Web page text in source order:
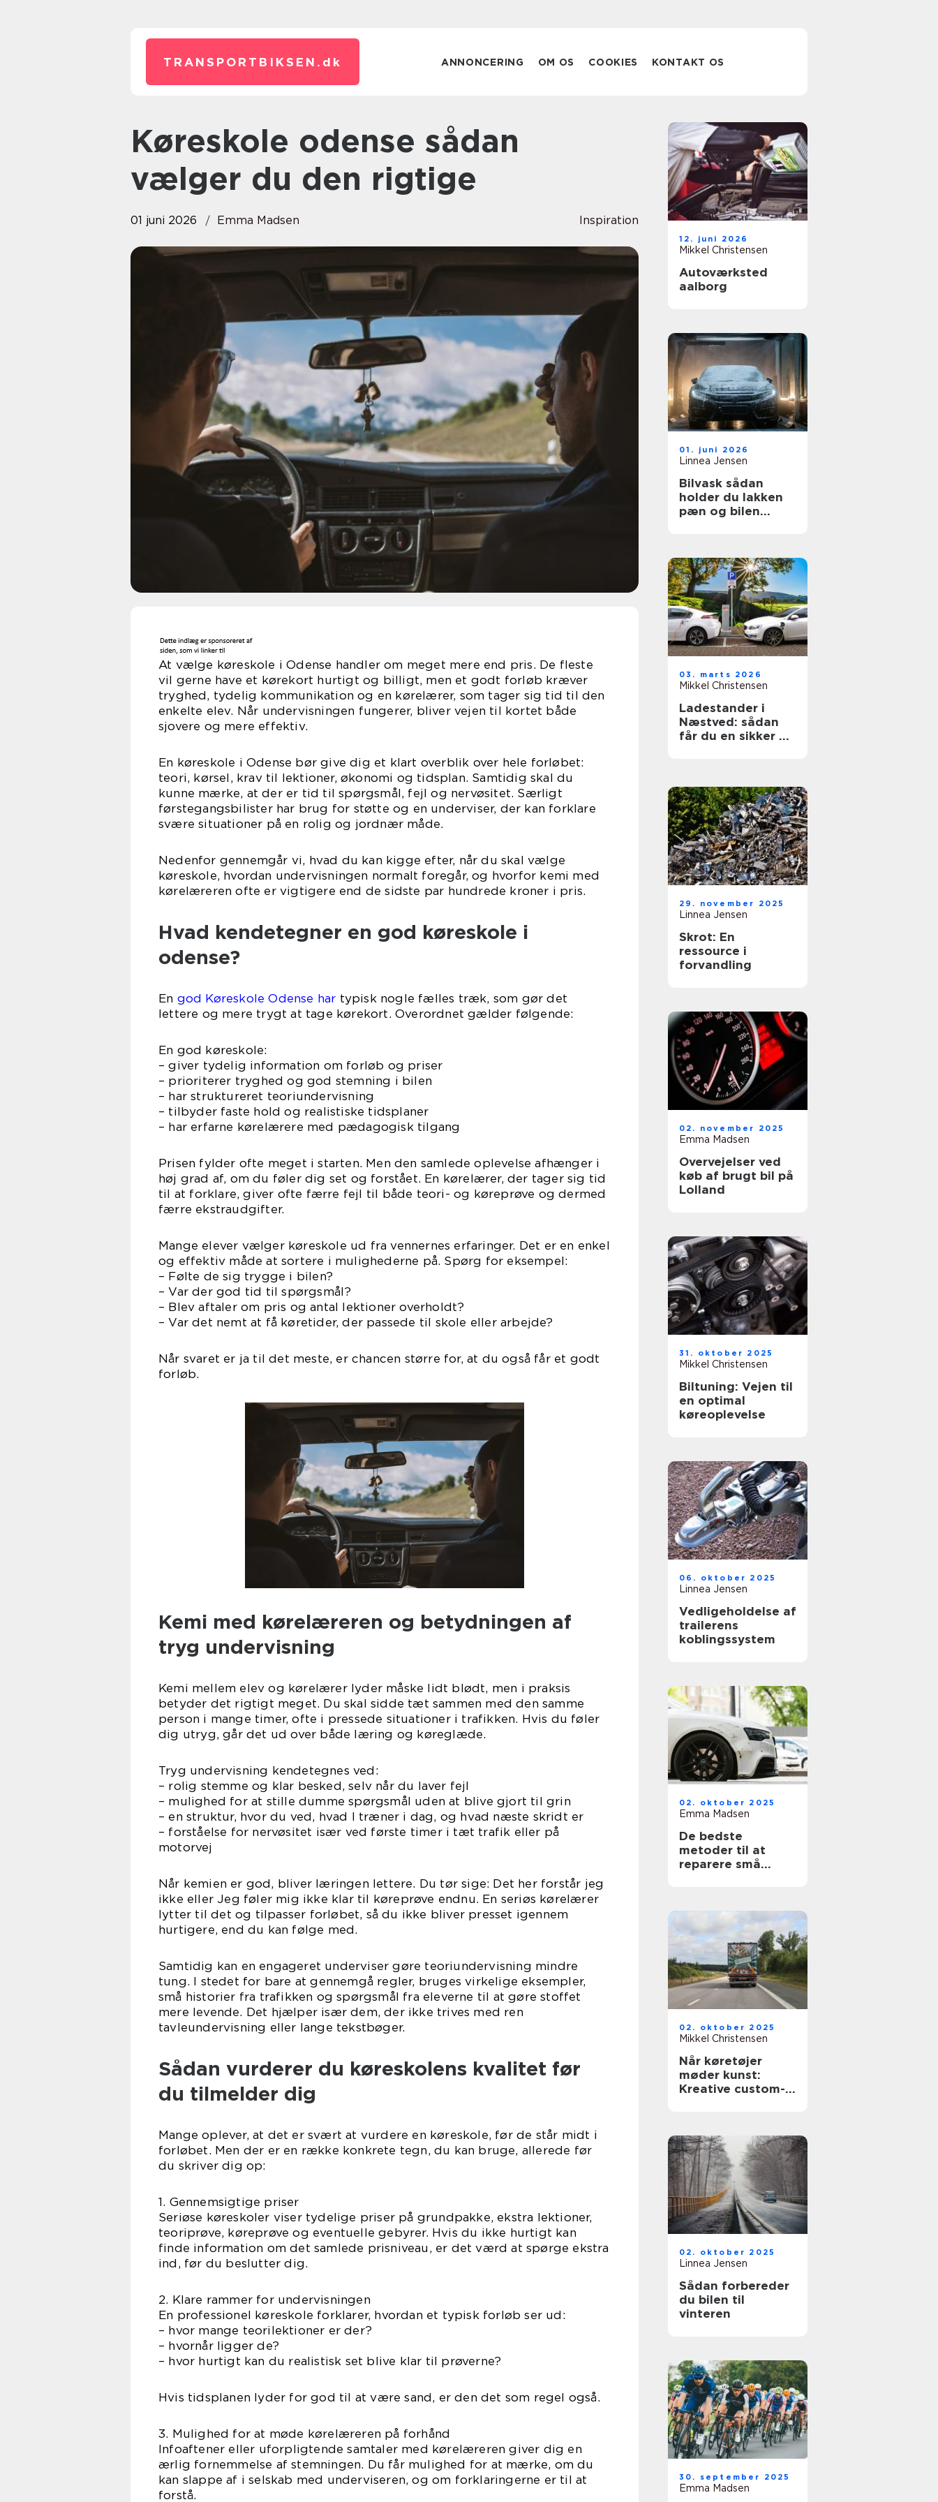
TRANSPORTBIKSEN. dk ANNONCERING OM OS COOKIES KONTAKT OS
Køreskole odense sådan
vælger du den rigtige
01 juni 2026 Emma Madsen Inspiration
At vælge køreskole i Odense handler om meget mere end pris. De fleste
vil gerne have et kørekort hurtigt og billigt, men et godt forløb kræver
tryghed, tydelig kommunikation og en kørelærer, som tager sig tid til den
enkelte elev. Når undervisningen fungerer, bliver vejen til kortet både
sjovere og mere effektiv.
En køreskole i Odense bør give dig et klart overblik over hele forløbet:
teori, kørsel, krav til lektioner, økonomi og tidsplan. Samtidig skal du
kunne mærke, at der er tid til spørgsmål, fejl og nervøsitet. Særligt
førstegangsbilister har brug for støtte og en underviser, der kan forklare
svære situationer på en rolig og jordnær måde.
Nedenfor gennemgår vi, hvad du kan kigge efter, når du skal vælge
køreskole, hvordan undervisningen normalt foregår, og hvorfor kemi med
kørelæreren ofte er vigtigere end de sidste par hundrede kroner i pris.
Hvad kendetegner en god køreskole i
odense?
En god Køreskole Odense har typisk nogle fælles træk, som gør det
lettere og mere trygt at tage kørekort. Overordnet gælder følgende:
En god køreskole:
– giver tydelig information om forløb og priser
– prioriterer tryghed og god stemning i bilen
– har struktureret teoriundervisning
– tilbyder faste hold og realistiske tidsplaner
– har erfarne kørelærere med pædagogisk tilgang
Prisen fylder ofte meget i starten. Men den samlede oplevelse afhænger i
høj grad af, om du føler dig set og forstået. En kørelærer, der tager sig tid
til at forklare, giver ofte færre fejl til både teori- og køreprøve og dermed
færre ekstraudgifter.
Mange elever vælger køreskole ud fra vennernes erfaringer. Det er en enkel
og effektiv måde at sortere i mulighederne på. Spørg for eksempel:
– Følte de sig trygge i bilen?
– Var der god tid til spørgsmål?
– Blev aftaler om pris og antal lektioner overholdt?
– Var det nemt at få køretider, der passede til skole eller arbejde?
Når svaret er ja til det meste, er chancen større for, at du også får et godt
forløb.
Kemi med kørelæreren og betydningen af
tryg undervisning
Kemi mellem elev og kørelærer lyder måske lidt blødt, men i praksis
betyder det rigtigt meget. Du skal sidde tæt sammen med den samme
person i mange timer, ofte i pressede situationer i trafikken. Hvis du føler
dig utryg, går det ud over både læring og køreglæde.
Tryg undervisning kendetegnes ved:
– rolig stemme og klar besked, selv når du laver fejl
– mulighed for at stille dumme spørgsmål uden at blive gjort til grin
– en struktur, hvor du ved, hvad I træner i dag, og hvad næste skridt er
– forståelse for nervøsitet især ved første timer i tæt trafik eller på
motorvej
Når kemien er god, bliver læringen lettere. Du tør sige: Det her forstår jeg
ikke eller Jeg føler mig ikke klar til køreprøve endnu. En seriøs kørelærer
lytter til det og tilpasser forløbet, så du ikke bliver presset igennem
hurtigere, end du kan følge med.
Samtidig kan en engageret underviser gøre teoriundervisning mindre
tung. I stedet for bare at gennemgå regler, bruges virkelige eksempler,
små historier fra trafikken og spørgsmål fra eleverne til at gøre stoffet
mere levende. Det hjælper især dem, der ikke trives med ren
tavleundervisning eller lange tekstbøger.
Sådan vurderer du køreskolens kvalitet før
du tilmelder dig
Mange oplever, at det er svært at vurdere en køreskole, før de står midt i
forløbet. Men der er en række konkrete tegn, du kan bruge, allerede før
du skriver dig op:
1. Gennemsigtige priser
Seriøse køreskoler viser tydelige priser på grundpakke, ekstra lektioner,
teoriprøve, køreprøve og eventuelle gebyrer. Hvis du ikke hurtigt kan
finde information om det samlede prisniveau, er det værd at spørge ekstra
ind, før du beslutter dig.
2. Klare rammer for undervisningen
En professionel køreskole forklarer, hvordan et typisk forløb ser ud:
– hvor mange teorilektioner er der?
– hvornår ligger de?
– hvor hurtigt kan du realistisk set blive klar til prøverne?
Hvis tidsplanen lyder for god til at være sand, er den det som regel også.
3. Mulighed for at møde kørelæreren på forhånd
Infoaftener eller uforpligtende samtaler med kørelæreren giver dig en
ærlig fornemmelse af stemningen. Du får mulighed for at mærke, om du
kan slappe af i selskab med underviseren, og om forklaringerne er til at
forstå.
12. juni 2026
Mikkel Christensen
Autoværksted
aalborg
01. juni 2026
Linnea Jensen
Bilvask sådan
holder du lakken
pæn og bilen
03. marts 2026
Mikkel Christensen
Ladestander i
Næstved: sådan
får du en sikker og
29. november 2025
Linnea Jensen
Skrot: En
ressource i
forvandling
02. november 2025
Emma Madsen
Overvejelser ved
køb af brugt bil på
Lolland
31. oktober 2025
Mikkel Christensen
Biltuning: Vejen til
en optimal
køreoplevelse
06. oktober 2025
Linnea Jensen
Vedligeholdelse af
trailerens
koblingssystem
02. oktober 2025
Emma Madsen
De bedste
metoder til at
reparere små
02. oktober 2025
Mikkel Christensen
Når køretøjer
møder kunst:
Kreative custom-
02. oktober 2025
Linnea Jensen
Sådan forbereder
du bilen til
vinteren
30. september 2025
Emma Madsen